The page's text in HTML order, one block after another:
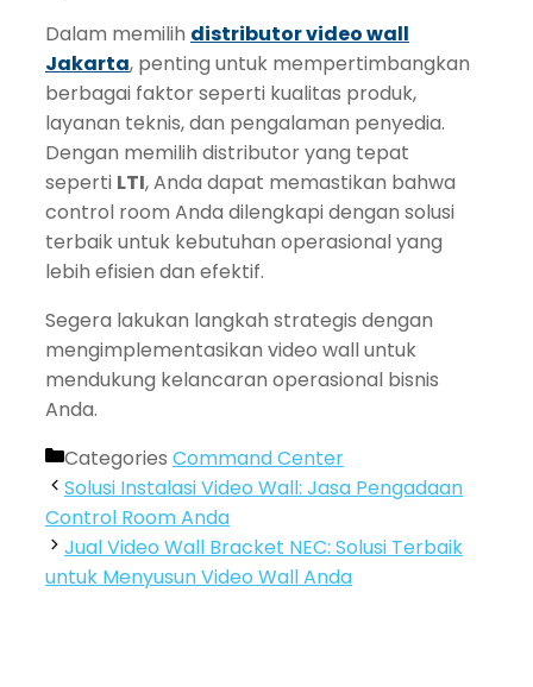
Dalam memilih distributor video wall
Jakarta, penting untuk mempertimbangkan
berbagai faktor seperti kualitas produk,
layanan teknis, dan pengalaman penyedia.
Dengan memilih distributor yang tepat
seperti LTI, Anda dapat memastikan bahwa
control room Anda dilengkapi dengan solusi
terbaik untuk kebutuhan operasional yang
lebih efisien dan efektif.
Segera lakukan langkah strategis dengan
mengimplementasikan video wall untuk
mendukung kelancaran operasional bisnis
Anda.
Categories Command Center
Solusi Instalasi Video Wall: Jasa Pengadaan
Control Room Anda
Jual Video Wall Bracket NEC: Solusi Terbaik
untuk Menyusun Video Wall Anda